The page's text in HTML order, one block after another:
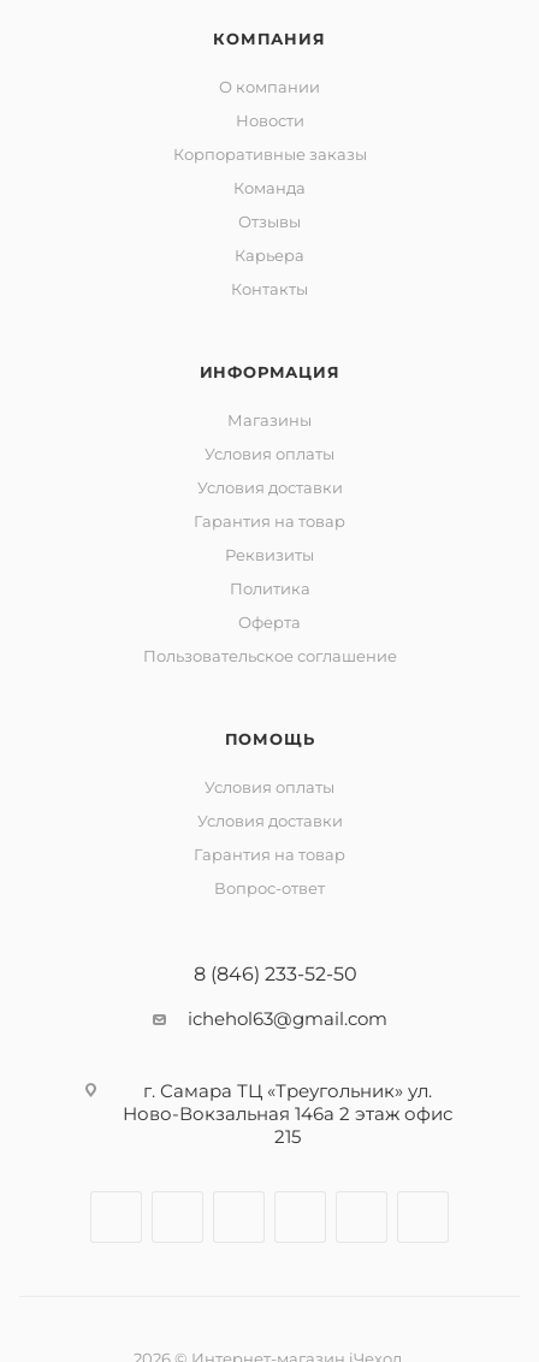
КОМПАНИЯ
О компании
Новости
Корпоративные заказы
Команда
Отзывы
Карьера
Контакты
ИНФОРМАЦИЯ
Магазины
Условия оплаты
Условия доставки
Гарантия на товар
Реквизиты
Политика
Оферта
Пользовательское соглашение
ПОМОЩЬ
Условия оплаты
Условия доставки
Гарантия на товар
Вопрос-ответ
8 (846) 233-52-50
ichehol63@gmail.com
г. Самара ТЦ «Треугольник» ул.
Ново-Вокзальная 146а 2 этаж офис
215